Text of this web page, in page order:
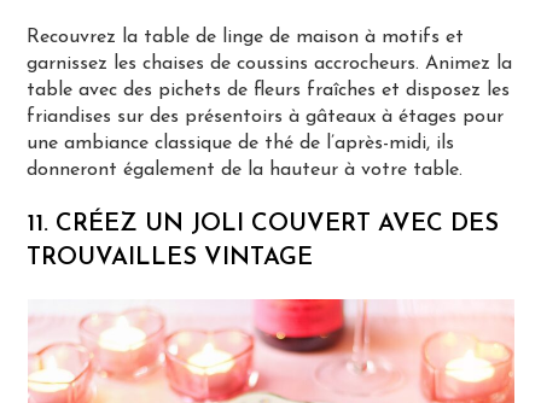
Recouvrez la table de linge de maison à motifs et
garnissez les chaises de coussins accrocheurs. Animez la
table avec des pichets de fleurs fraîches et disposez les
friandises sur des présentoirs à gâteaux à étages pour
une ambiance classique de thé de l’après-midi, ils
donneront également de la hauteur à votre table.
11. CRÉEZ UN JOLI COUVERT AVEC DES
TROUVAILLES VINTAGE